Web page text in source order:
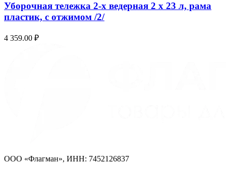
Уборочная тележка 2-х ведерная 2 х 23 л, рама
пластик, с отжимом /2/
4 359.00 ₽
ООО «Флагман», ИНН: 7452126837